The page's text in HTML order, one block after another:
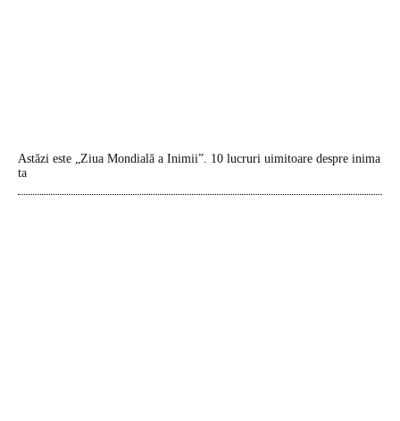
Astăzi este „Ziua Mondială a Inimii”. 10 lucruri uimitoare despre inima
ta